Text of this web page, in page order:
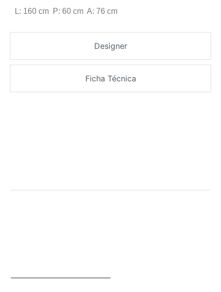
Designer
Ficha Técnica
L: 160 cm P: 60 cm A: 76 cm